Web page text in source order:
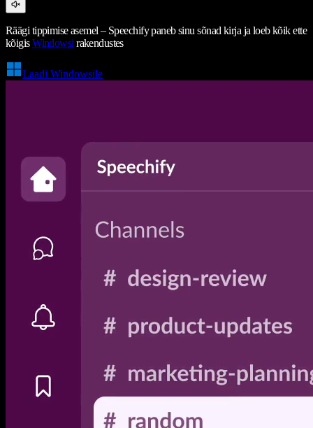
Räägi tippimise asemel – Speechify paneb sinu sõnad kirja ja loeb kõik ette
kõigisWindowsi rakendustes
Laadi Windowsile